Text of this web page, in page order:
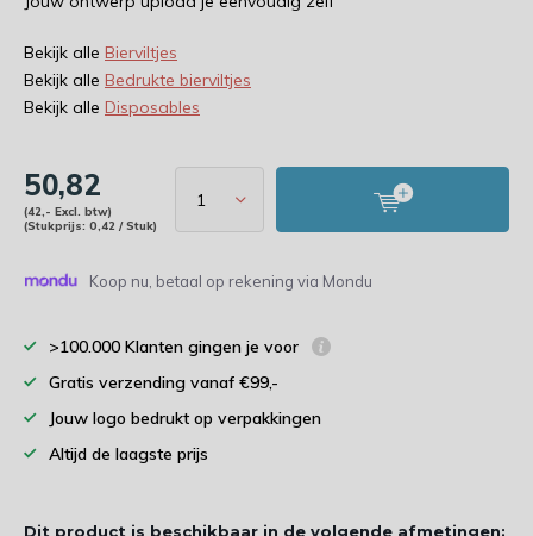
Bekijk alle Bierviltjes
Bekijk alle Bedrukte bierviltjes
Bekijk alle Disposables
50,82
(42,- Excl. btw)
(Stukprijs: 0,42 / Stuk)
Koop nu, betaal op rekening via Mondu
>100.000 Klanten gingen je voor
Gratis verzending vanaf €99,-
Jouw logo bedrukt op verpakkingen
Altijd de laagste prijs
Dit product is beschikbaar in de volgende afmetingen: